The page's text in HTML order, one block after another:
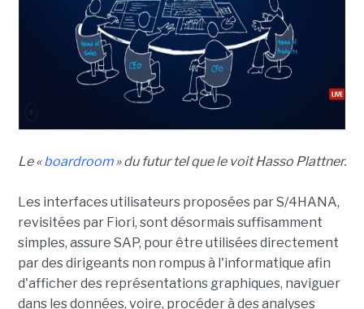
Le «boardroom» du futur tel que le voit Hasso Plattner.
Les interfaces utilisateurs proposées par S/4HANA,
revisitées par Fiori, sont désormais suffisamment
simples, assure SAP, pour être utilisées directement
par des dirigeants non rompus à l'informatique afin
d'afficher des représentations graphiques, naviguer
dans les données, voire, procéder à des analyses